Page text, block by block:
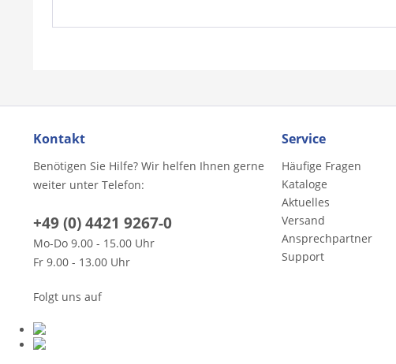
Kontakt
Benötigen Sie Hilfe? Wir helfen Ihnen gerne
weiter unter Telefon:
+49 (0) 4421 9267-0
Mo-Do 9.00 - 15.00 Uhr
Fr 9.00 - 13.00 Uhr
Folgt uns auf
Service
Häufige Fragen
Kataloge
Aktuelles
Versand
Ansprechpartner
Support